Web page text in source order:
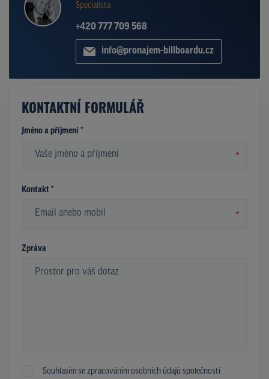
Specialista
+420 777 709 568
info@pronajem-billboardu.cz
KONTAKTNÍ FORMULÁŘ
Jméno a příjmení *
*
Kontakt *
*
Zpráva
Souhlasím se zpracováním osobních údajů společností